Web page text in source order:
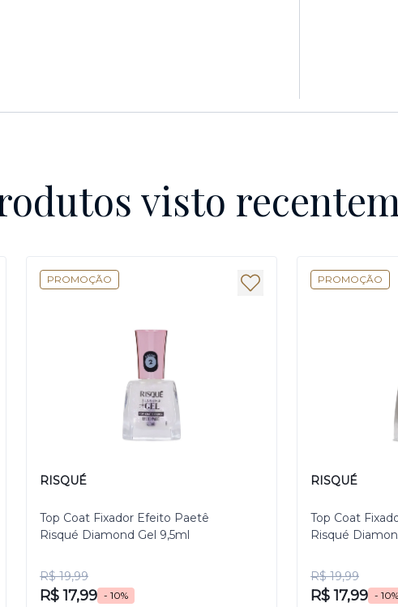
visto
PROMOÇÃO
RISQUÉ
Top Coat Fixador Efeito Paetê
Risqué Diamond Gel 9,5ml
R$ 19,99
R$ 17,99 - 10%
PROMOÇÃO
RISQUÉ
Top Coat
Risqué
R$ 19,99
R$ 17,99 - 10%